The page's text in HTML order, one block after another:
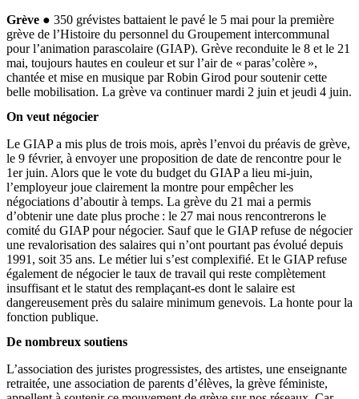
Grève ● 350 grévistes battaient le pavé le 5 mai pour la première
grève de l’Histoire du personnel du Groupement intercommunal
pour l’animation parascolaire (GIAP). Grève reconduite le 8 et le 21
mai, toujours hautes en couleur et sur l’air de « paras’colère »,
chantée et mise en musique par Robin Girod pour soutenir cette
belle mobilisation. La grève va continuer mardi 2 juin et jeudi 4 juin.
On veut négocier
Le GIAP a mis plus de trois mois, après l’envoi du préavis de grève,
le 9 février, à envoyer une proposition de date de rencontre pour le
1er juin. Alors que le vote du budget du GIAP a lieu mi-juin,
l’employeur joue clairement la montre pour empêcher les
négociations d’aboutir à temps. La grève du 21 mai a permis
d’obtenir une date plus proche : le 27 mai nous rencontrerons le
comité du GIAP pour négocier. Sauf que le GIAP refuse de négocier
une revalorisation des salaires qui n’ont pourtant pas évolué depuis
1991, soit 35 ans. Le métier lui s’est complexifié. Et le GIAP refuse
également de négocier le taux de travail qui reste complètement
insuffisant et le statut des remplaçant-es dont le salaire est
dangereusement près du salaire minimum genevois. La honte pour la
fonction publique.
De nombreux soutiens
L’association des juristes progressistes, des artistes, une enseignante
retraitée, une association de parents d’élèves, la grève féministe,